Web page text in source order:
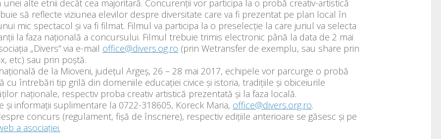
unei alte etnii decât cea majoritară. Concurenţii vor participa la o probă creativ-artistică
să reflecte viziunea elevilor despre diversitate care va fi prezentat pe plan local în
mic spectacol și va fi filmat. Filmul va participa la o preselecție la care juriul va selecta
la faza națională a concursului. Filmul trebuie trimis electronic până la data de 2 mai
„Divers” via e-mail office@divers.og.ro (prin Wetransfer de exemplu, sau share prin
etc) sau prin poștă.
de la Mioveni, județul Argeș, 26 – 28 mai 2017, echipele vor parcurge o probă
cu întrebări tip grilă din domeniile educaţiei civice şi istoria, tradiţiile şi obiceiurile
naţionale, respectiv proba creativ artistică prezentată și la faza locală.
și informații suplimentare la 0722-318605, Koreck Maria, office@divers.org.ro.
concurs (regulament, fișă de înscriere), respectiv edițiile anterioare se găsesc și pe
a asociației.